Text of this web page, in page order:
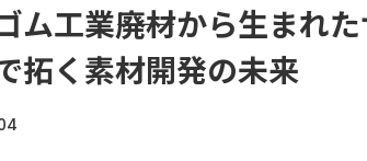
可能性 共創性
ム工業――廃材から生まれ
拓く素材開発の未来